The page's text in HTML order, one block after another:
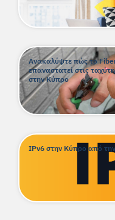
Ανακαλύψτε πώς το
επαναστατεί στις
στην Κύπρο
IPv6 στην Κύπρο από